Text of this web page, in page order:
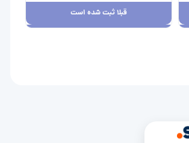
قبلا ثبت شده است